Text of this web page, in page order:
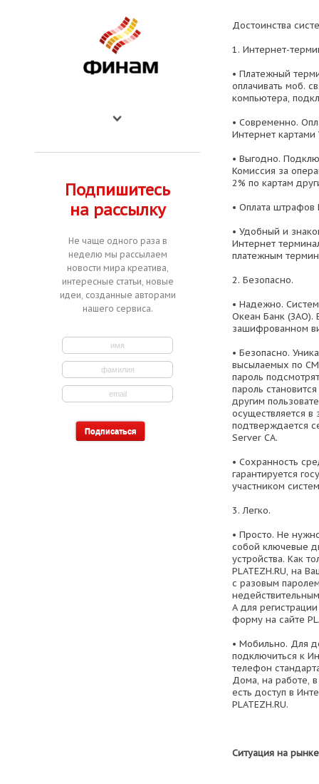
Подпишитесь
на рассылку
Не чаще одного раза в
неделю мы рассылаем
новости мира креатива,
интересные статьи, новые
идеи, созданные авторами
нашего сервиса.
Достоинства
1. Интернет-
• Платежный
оплачивать моб.
компьютера,
• Современно.
Интернет
• Выгодно.
Комиссия за
2% по картам
• Оплата
• Удобный и
Интернет
платежным
2. Безопасно.
• Надежно.
Океан Банк (ЗАО).
зашифрованном
• Безопасно.
высылаемых по
пароль
пароль
другим
осуществляется
подтверждается
Server CA.
• Сохранность
гарантируется
участником
3. Легко.
• Просто. Не
собой ключевые
устройства. Как
PLATEZH.RU, на
с разовым
А для
форму на сайте
• Мобильно. Для
подключиться к
телефон
Дома, на работе,
есть доступ в
PLATEZH.RU.
Ситуация на